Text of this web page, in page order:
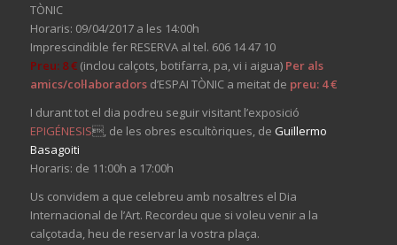
TÒNIC
Horaris: 09/04/2017 a les 14:00h
Imprescindible fer RESERVA al tel. 606 14 47 10
Preu: 8 €(inclou calçots, botifarra, pa, vi i aigua) Per als
amics/col·laboradorsd’ESPAI TÒNIC a meitat de preu: 4 €
I durant tot el dia podreu seguir visitant l’exposició
EPIGÉNESIS, de les obres escultòriques, de Guillermo
Basagoiti
Horaris: de 11:00h a 17:00h
Us convidem a que celebreu amb nosaltres el Dia
Internacional de l’Art. Recordeu que si voleu venir a la
calçotada, heu de reservar la vostra plaça.